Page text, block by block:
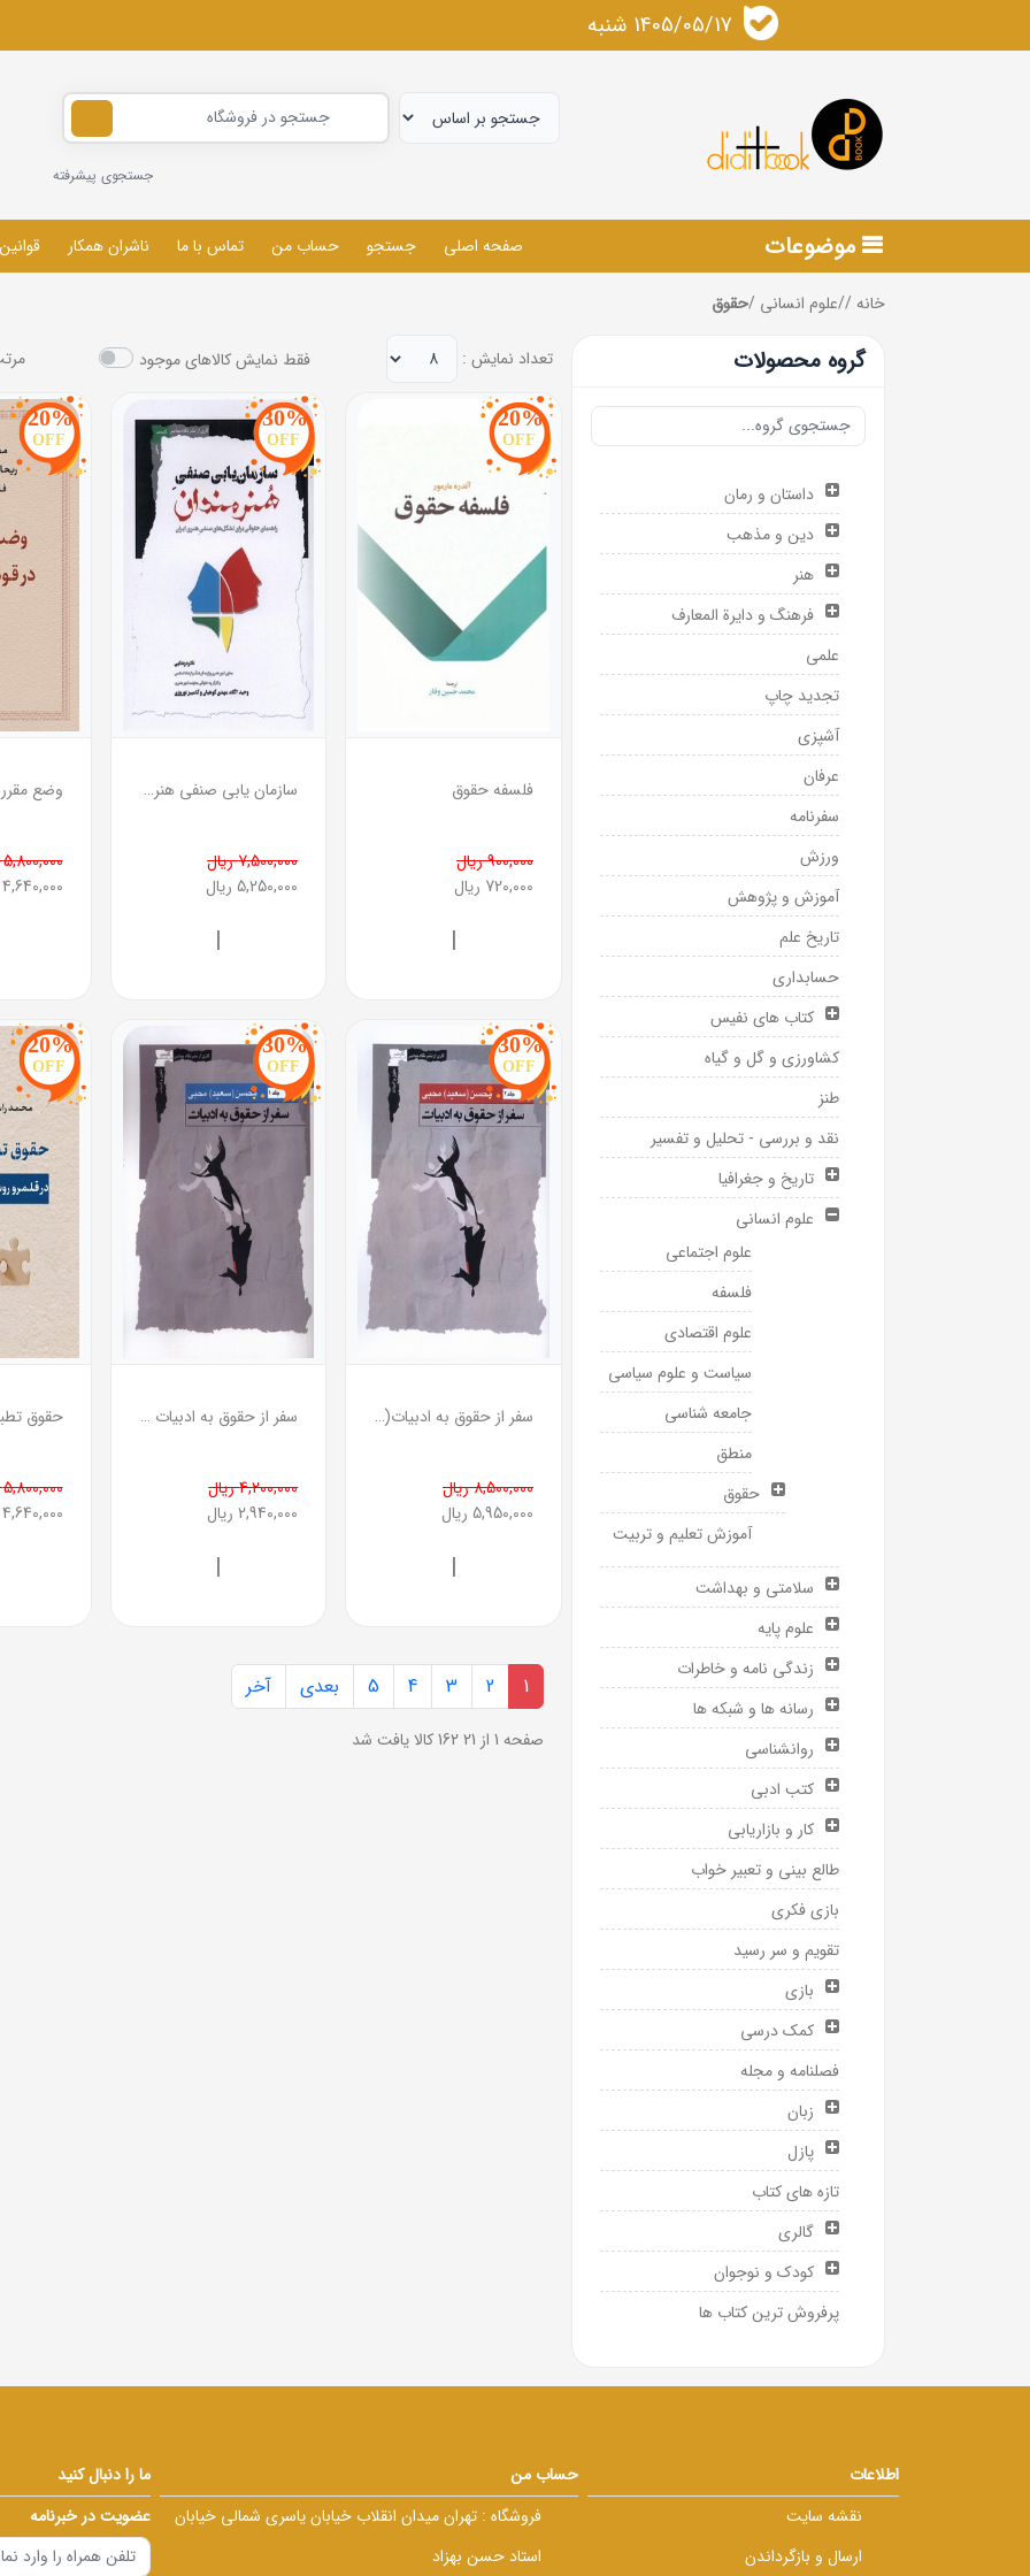
1405/05/17 شنبه
جستجوی پیشرفته
موضوعات صفحه اصلی جستجو حساب من تماس با ما ناشران همکار
خانه /
/علوم انسانی /حقوق
گروه محصولات
داستان و رمان
دین و مذهب
هنر
فرهنگ و دایرة المعارف
علمی
تجدید چاپ
آشپزی
عرفان
سفرنامه
ورزش
آموزش و پژوهش
تاریخ علم
حسابداری
کتاب های نفیس
کشاورزی و گل و گیاه
طنز
نقد و بررسی - تحلیل و تفسیر
تاریخ و جغرافیا
علوم انسانی
علوم اجتماعی
فلسفه
علوم اقتصادی
سیاست و علوم سیاسی
جامعه شناسی
منطق
حقوق
آموزش تعلیم و تربیت
سلامتی و بهداشت
علوم پایه
زندگی نامه و خاطرات
رسانه ها و شبکه ها
روانشناسی
کتب ادبی
کار و بازاریابی
طالع بینی و تعبیر خواب
بازی فکری
تقویم و سر رسید
بازی
کمک درسی
فصلنامه و مجله
زبان
پازل
تازه های کتاب
گالری
کودک و نوجوان
پرفروش ترین کتاب ها
تعداد نمایش : فقط نمایش کالاهای موجود
20%
OFF
فلسفه حقوق
900,000 ریال
720,000 ریال
|
30%
OFF
سازمان یابی صنفی هنرمندان(راهنمای حقوقی برای تشکل های صنفی هنری ایران)
7,500,000 ریال
5,250,000 ریال
|
20%
OFF
5,800,000 ریال
4,640,000 ریال
30%
OFF
سفر از حقوق به ادبیات(جلد دوم)
8,500,000 ریال
5,950,000 ریال
|
30%
OFF
سفر از حقوق به ادبیات (جلد اول)
4,200,000 ریال
2,940,000 ریال
|
20%
OFF
حقوق
5,800,000 ریال
4,640,000 ریال
1
2
3
4
5 بعدی آخر
صفحه 1 از 21 162 کالا یافت شد
اطلاعات
نقشه سایت
ارسال و بازگرداندن
حساب من
فروشگاه : تهران میدان انقلاب خیابان یاسری شمالی خیابان
استاد حسن بهزاد
ما را دنبال کنید
عضویت در خبرنامه